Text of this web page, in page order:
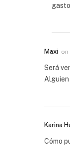
Maxi on
Será
Karina
Cómo